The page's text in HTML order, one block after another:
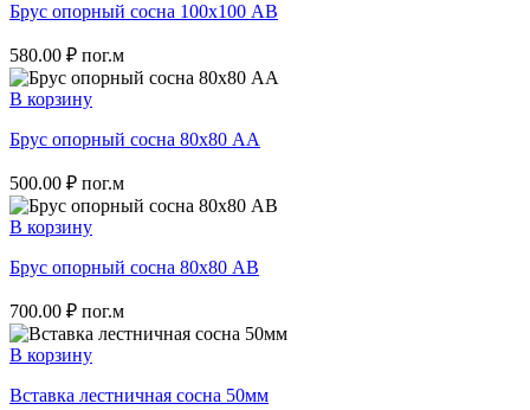
Брус опорный сосна 100х100 АВ
580.00 ₽ пог.м
В корзину
Брус опорный сосна 80х80 АА
500.00 ₽ пог.м
В корзину
Брус опорный сосна 80х80 АВ
700.00 ₽ пог.м
В корзину
Вставка лестничная сосна 50мм